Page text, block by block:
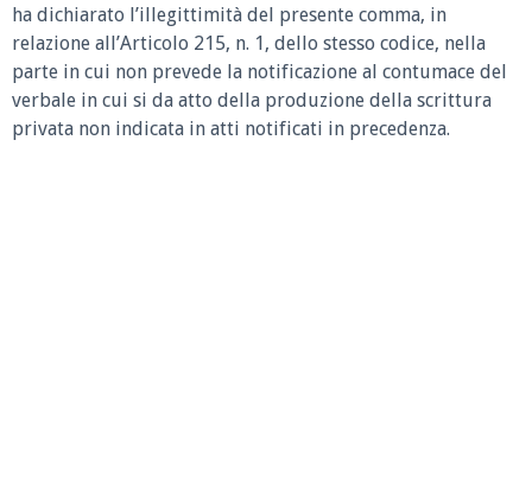
ha dichiarato l’illegittimità del presente comma, in
relazione all’Articolo 215, n. 1, dello stesso codice, nella
parte in cui non prevede la notificazione al contumace del
verbale in cui si da atto della produzione della scrittura
privata non indicata in atti notificati in precedenza.